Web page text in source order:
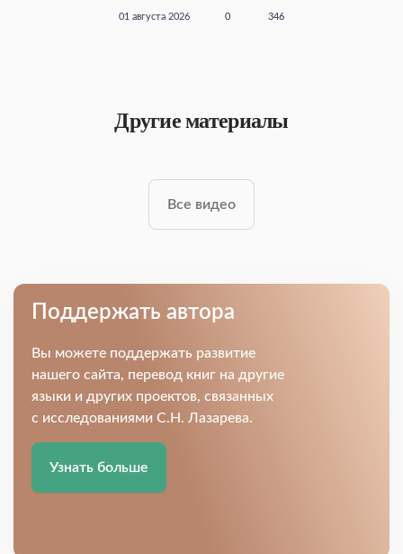
01 августа 2026 0 346
Другие материалы
Все видео
Поддержать автора
Вы можете поддержать развитие
нашего сайта, перевод книг на другие
языки и других проектов, связанных
с исследованиями С.Н. Лазарева.
Узнать больше